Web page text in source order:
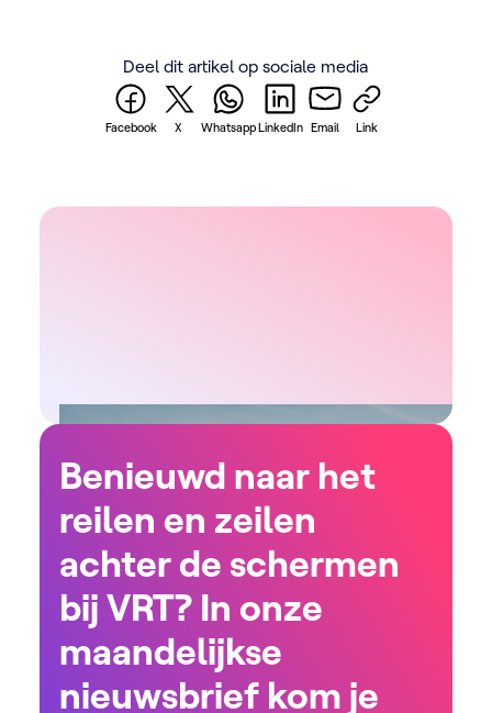
Deel dit artikel op sociale media
Facebook X WhatsappLinkedIn Email Link
Benieuwd naar het
reilen en zeilen
achter de schermen
bij VRT? In onze
maandelijkse
nieuwsbrief kom je